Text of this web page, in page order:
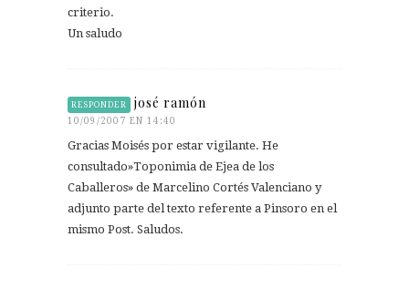
criterio.
Un saludo
RESPONDER josé ramón
10/09/2007 EN 14:40
Gracias Moisés por estar vigilante. He
consultado»Toponimia de Ejea de los
Caballeros» de Marcelino Cortés Valenciano y
adjunto parte del texto referente a Pinsoro en el
mismo Post. Saludos.